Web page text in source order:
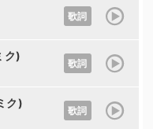
歌詞
ク)
歌詞
ク)
歌詞